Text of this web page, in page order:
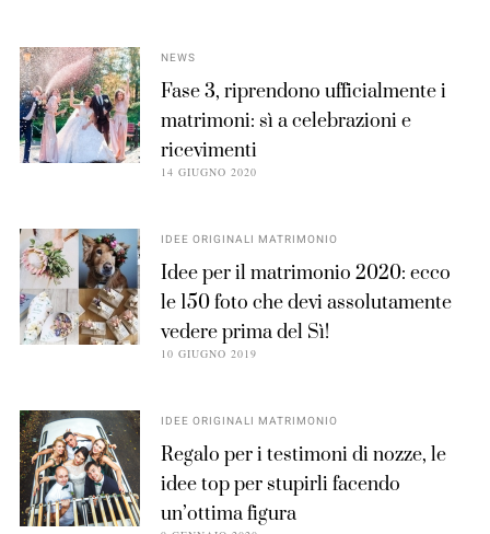
NEWS
Fase 3, riprendono ufficialmente i
matrimoni: sì a celebrazioni e
ricevimenti
14 GIUGNO 2020
IDEE ORIGINALI MATRIMONIO
Idee per il matrimonio 2020: ecco
le 150 foto che devi assolutamente
vedere prima del Sì!
10 GIUGNO 2019
IDEE ORIGINALI MATRIMONIO
Regalo per i testimoni di nozze, le
idee top per stupirli facendo
un’ottima figura